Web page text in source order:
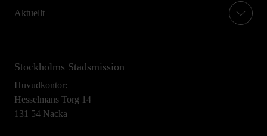
Aktuellt
Stockholms Stadsmission
Huvudkontor:
Hesselmans Torg 14
131 54 Nacka